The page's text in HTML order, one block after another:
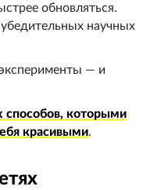
обновляться.
научных
— и
способов, которыми
красивыми.